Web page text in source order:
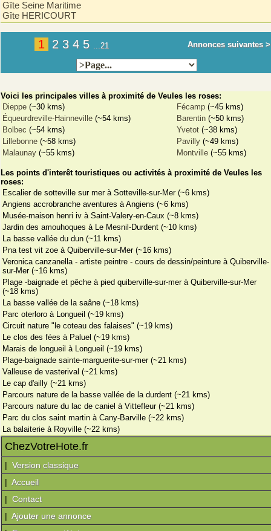
Gîte Seine Maritime
Gîte HERICOURT
1 2 3 4 5 ...21 Annonces suivantes >
Voici les principales villes à proximité de Veules les roses:
Dieppe (~30 kms) Fécamp (~45 kms)
Équeurdreville-Hainneville (~54 kms) Barentin (~50 kms)
Bolbec (~54 kms) Yvetot (~38 kms)
Lillebonne (~58 kms) Pavilly (~49 kms)
Malaunay (~55 kms) Montville (~55 kms)
Les points d'interêt touristiques ou activités à proximité de Veules les
roses:
Escalier de sotteville sur mer à Sotteville-sur-Mer (~6 kms)
Angiens accrobranche aventures à Angiens (~6 kms)
Musée-maison henri iv à Saint-Valery-en-Caux (~8 kms)
Jardin des amouhoques à Le Mesnil-Durdent (~10 kms)
La basse vallée du dun (~11 kms)
Pna test vit zoe à Quiberville-sur-Mer (~16 kms)
Veronica canzanella - artiste peintre - cours de dessin/peinture à Quiberville-
sur-Mer (~16 kms)
Plage -baignade et pêche à pied quiberville-sur-mer à Quiberville-sur-Mer
(~18 kms)
La basse vallée de la saâne (~18 kms)
Parc oterloro à Longueil (~19 kms)
Circuit nature "le coteau des falaises" (~19 kms)
Le clos des fées à Paluel (~19 kms)
Marais de longueil à Longueil (~19 kms)
Plage-baignade sainte-marguerite-sur-mer (~21 kms)
Valleuse de vasterival (~21 kms)
Le cap d'ailly (~21 kms)
Parcours nature de la basse vallée de la durdent (~21 kms)
Parcours nature du lac de caniel à Vittefleur (~21 kms)
Parc du clos saint martin à Cany-Barville (~22 kms)
La balaiterie à Royville (~22 kms)
ChezVotreHote.fr
| Version classique
| Accueil
| Contact
| Ajouter une annonce